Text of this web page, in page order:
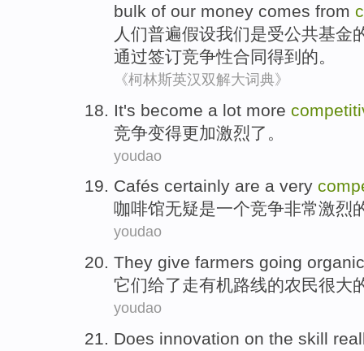
bulk of our money comes from
人们普遍假设我们是受公共基金
通过签订竞争性合同得到的。
《柯林斯英汉双解大词典》
It's become a lot more
竞争变得更加激烈了。
youdao
Cafés certainly are a very
咖啡馆无疑是一个竞争非常激烈
youdao
They give farmers going organic
它们给了走有机路线的农民很大
youdao
Does innovation on the skill